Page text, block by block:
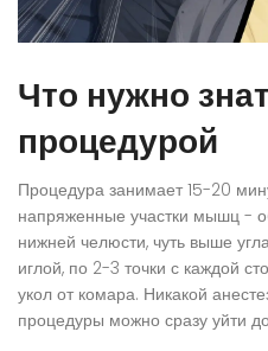
Что нужно
процедурой
Процедура занимает 15-20
напряженные участки мышц -
нижней челюсти, чуть выше
иглой, по 2-3 точки с каждой
укол от комара. Никакой
процедуры можно сразу уйти